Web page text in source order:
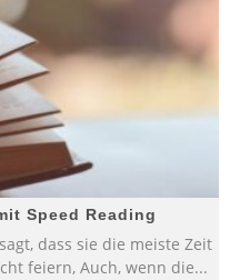
Speed Reading
dass sie die meiste Zeit
feiern, Auch, wenn die...